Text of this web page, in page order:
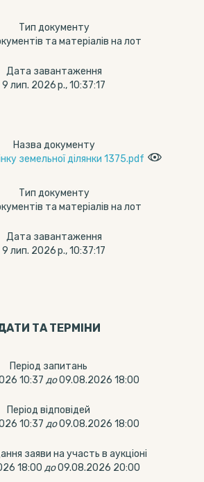
Тип документу
та матеріалів на лот
Дата завантаження
9 лип. 2026 р., 10:37:17
Назва документу
земельної ділянки 1375.pdf
Тип документу
та матеріалів на лот
Дата завантаження
9 лип. 2026 р., 10:37:17
ТА ТЕРМIНИ
Період запитань
10:37 до 09.08.2026 18:00
Період відповідей
10:37 до 09.08.2026 18:00
заяви на участь в аукціоні
18:00 до 09.08.2026 20:00